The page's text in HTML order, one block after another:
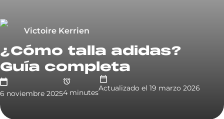
Victoire Kerrien
¿Cómo talla adidas?
Guía completa
6 noviembre 20254 minutesActualizado el 19 marzo 2026